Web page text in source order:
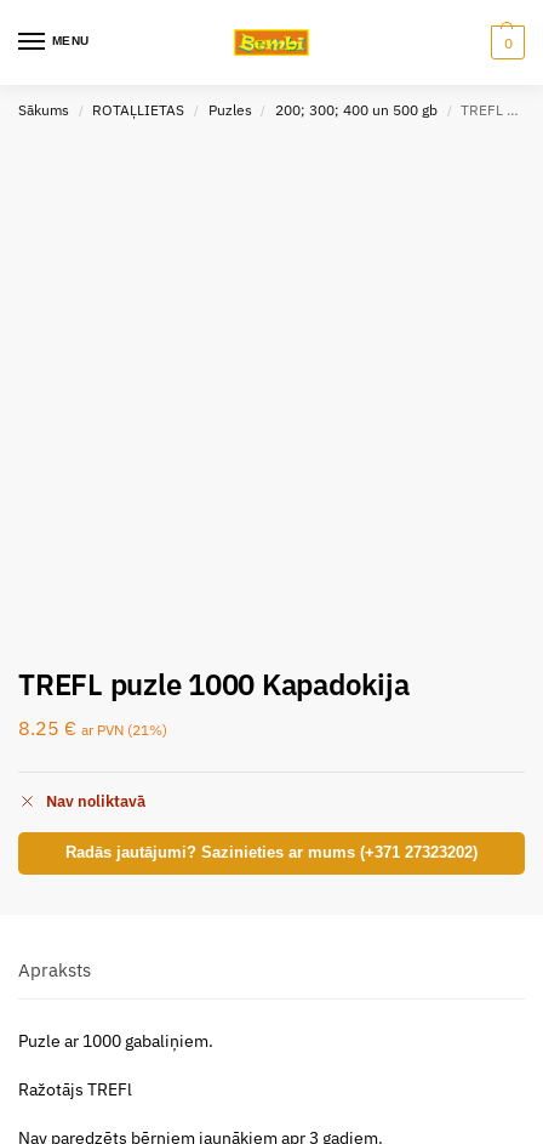
MENU 0
Sākums / ROTAĻLIETAS / Puzles / 200; 300; 400 un 500 gb / TREFL puzle 1000 Kapadokija
TREFL puzle 1000 Kapadokija
8.25 € ar PVN (21%)
Nav noliktavā
Radās jautājumi? Sazinieties ar mums (+371 27323202)
Apraksts
Puzle ar 1000 gabaliņiem.
Ražotājs TREFl
Nav paredzēts bērniem jaunākiem apr 3 gadiem.